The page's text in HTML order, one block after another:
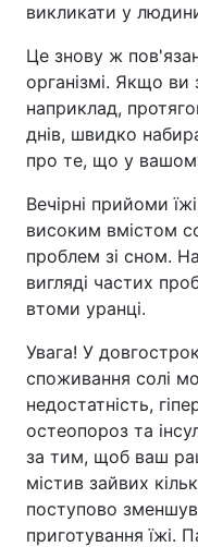
викликати у
Це знову ж
організмі. Якщо
наприклад,
днів, швидко
про те, що у
Вечірні прийоми
високим вмістом
проблем зі сном.
вигляді частих
втоми уранці.
Увага! У
споживання солі
недостатність,
остеопороз та
за тим, щоб ваш
містив зайвих
поступово
приготування їжі.